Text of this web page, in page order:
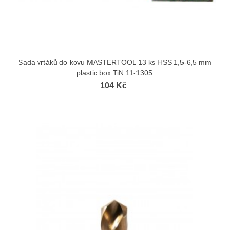
Sada vrtáků do kovu MASTERTOOL 13 ks HSS 1,5-6,5 mm
plastic box TiN 11-1305
104 Kč